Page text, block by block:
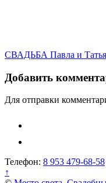
Навигация
по
записям
СВАДЬБА Павла и
Добавить
Для отправки
Телефон: 8 953 479-68-58
↑